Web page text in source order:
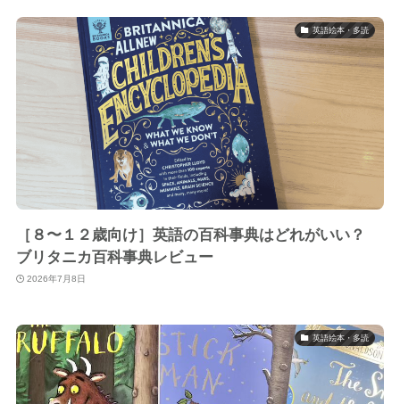
英語絵本・多読
［８〜１２歳向け］英語の百科事典はどれがいい？
ブリタニカ百科事典レビュー
2026年7月8日
英語絵本・多読